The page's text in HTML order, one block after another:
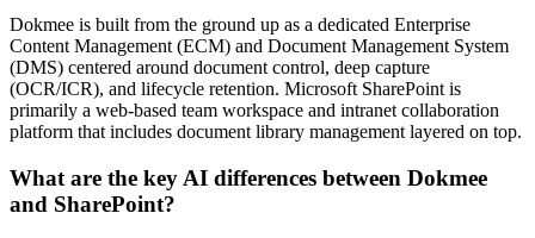
Dokmee is built from the ground up as a dedicated Enterprise
Content Management (ECM) and Document Management System
(DMS) centered around document control, deep capture
(OCR/ICR), and lifecycle retention. Microsoft SharePoint is
primarily a web-based team workspace and intranet collaboration
platform that includes document library management layered on top.
What are the key AI differences between Dokmee
and SharePoint?